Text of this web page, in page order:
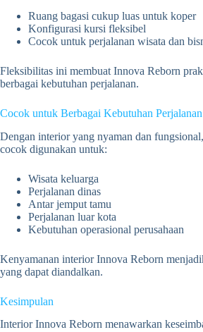
Ruang bagasi cukup luas untuk koper
Konfigurasi kursi fleksibel
Cocok untuk perjalanan wisata dan
Fleksibilitas ini membuat Innova Reborn
berbagai kebutuhan perjalanan.
Cocok untuk Berbagai Kebutuhan Perjalanan
Dengan interior yang nyaman dan
cocok digunakan untuk:
Wisata keluarga
Perjalanan dinas
Antar jemput tamu
Perjalanan luar kota
Kebutuhan operasional perusahaan
Kenyamanan interior Innova Reborn
yang dapat diandalkan.
Kesimpulan
Interior Innova Reborn menawarkan